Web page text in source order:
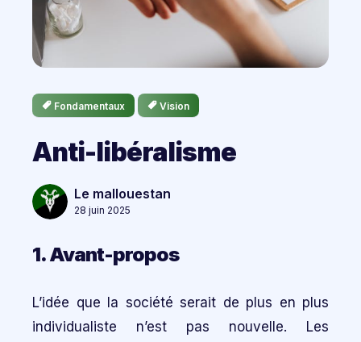
Fondamentaux Vision
Anti-libéralisme
Le mallouestan
28 juin 2025
1. Avant-propos
L’idée que la société serait de plus en plus
individualiste n’est pas nouvelle. Les